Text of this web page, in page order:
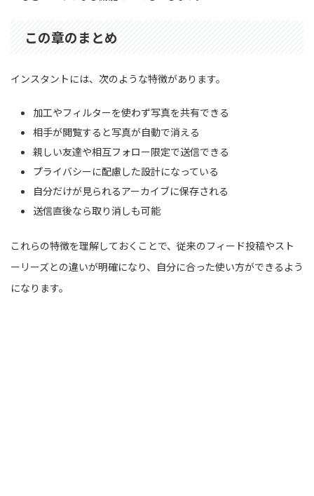
この章のまとめ
インスタントには、次のような特徴があります。
加工やフィルターを使わず写真を共有できる
相手が閲覧すると写真が自動で消える
親しい友達や相互フォロー限定で送信できる
プライバシーに配慮した設計になっている
自分だけが見られるアーカイブに保存される
送信直後なら取り消しも可能
これらの特徴を理解しておくことで、従来のフィード投稿やスト
ーリーズとの違いが明確になり、自分に合った使い方ができるよう
になります。